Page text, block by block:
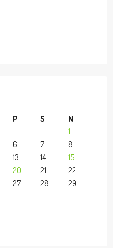
P S
N
1
6 7
8
13 14
15
20 21
22
27 28
29